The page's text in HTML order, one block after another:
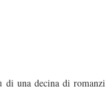
di una decina di